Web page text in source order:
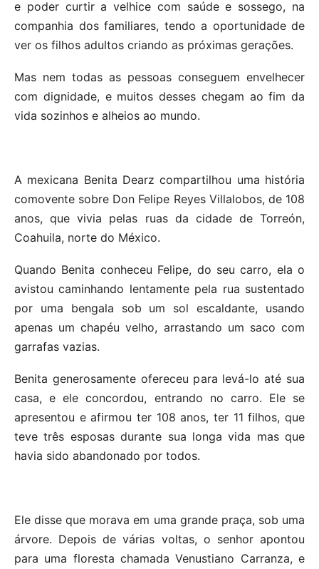
e poder curtir a velhice com saúde e sossego, na
companhia dos familiares, tendo a oportunidade de
ver os filhos adultos criando as próximas gerações.
Mas nem todas as pessoas conseguem envelhecer
com dignidade, e muitos desses chegam ao fim da
vida sozinhos e alheios ao mundo.
A mexicana Benita Dearz compartilhou uma história
comovente sobre Don Felipe Reyes Villalobos, de 108
anos, que vivia pelas ruas da cidade de Torreón,
Coahuila, norte do México.
Quando Benita conheceu Felipe, do seu carro, ela o
avistou caminhando lentamente pela rua sustentado
por uma bengala sob um sol escaldante, usando
apenas um chapéu velho, arrastando um saco com
garrafas vazias.
Benita generosamente ofereceu para levá-lo até sua
casa, e ele concordou, entrando no carro. Ele se
apresentou e afirmou ter 108 anos, ter 11 filhos, que
teve três esposas durante sua longa vida mas que
havia sido abandonado por todos.
Ele disse que morava em uma grande praça, sob uma
árvore. Depois de várias voltas, o senhor apontou
para uma floresta chamada Venustiano Carranza, e